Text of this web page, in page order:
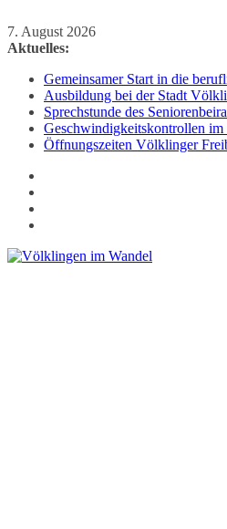
Zum
Inhalt
7. August 2026
Aktuelles:
Gemeinsamer Start in die
Ausbildung bei der Stadt
Sprechstunde des
Geschwindigkeitskontrollen
Öffnungszeiten Völklinger